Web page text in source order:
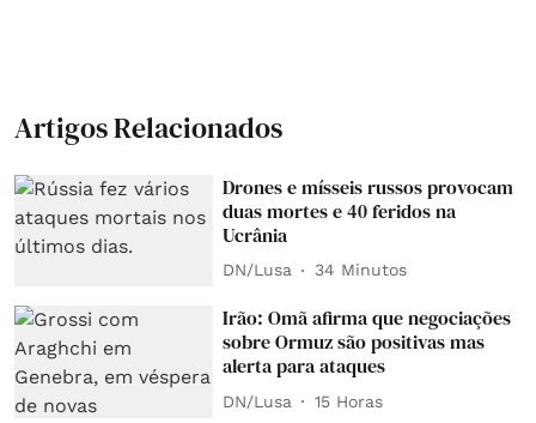
Artigos Relacionados
Drones e mísseis russos provocam
duas mortes e 40 feridos na
Ucrânia
DN/Lusa 34 Minutos
Irão: Omã afirma que negociações
sobre Ormuz são positivas mas
alerta para ataques
DN/Lusa 15 Horas